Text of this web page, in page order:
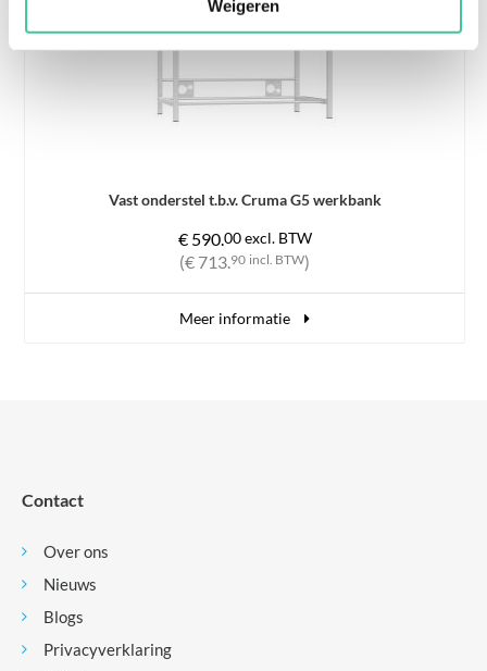
Weigeren
Vast onderstel t.b.v. Cruma G5 werkbank
€ 590.00 excl. BTW
(€ 713.90 incl. BTW)
Meer informatie
Contact
Over ons
Nieuws
Blogs
Privacyverklaring